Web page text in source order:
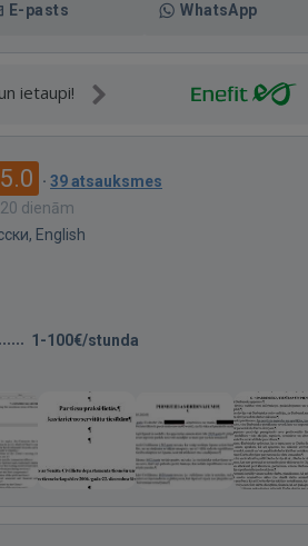
E-pasts WhatsApp
ietaupi!
5.0 · 39 atsauksmes
dienām
English
1-100€/stunda